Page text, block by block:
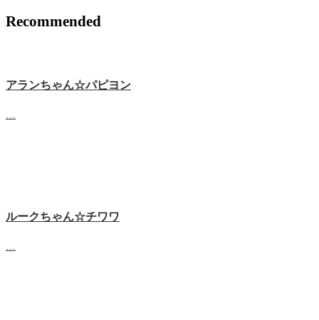
Recommended
アランちゃん☆パピヨン
ルークちゃん☆チワワ